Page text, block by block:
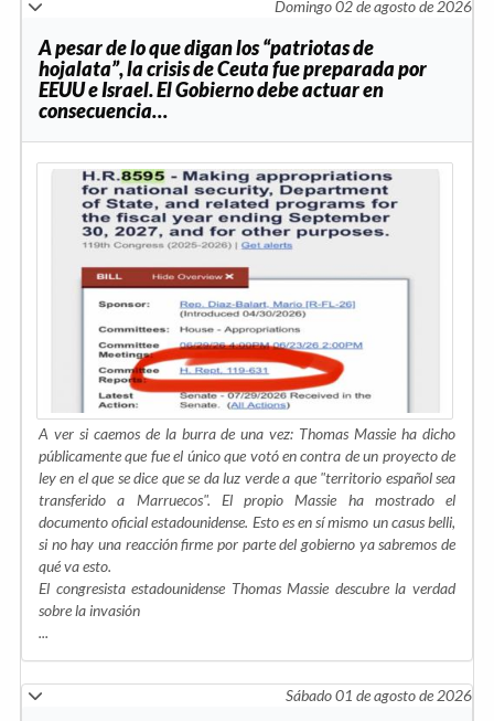
Domingo 02 de agosto de 2026
A pesar de lo que digan los “patriotas de
hojalata”, la crisis de Ceuta fue preparada por
EEUU e Israel. El Gobierno debe actuar en
consecuencia…
A ver si caemos de la burra de una vez: Thomas Massie ha dicho
públicamente que fue el único que votó en contra de un proyecto de
ley en el que se dice que se da luz verde a que "territorio español sea
transferido a Marruecos". El propio Massie ha mostrado el
documento oficial estadounidense. Esto es en sí mismo un casus belli,
si no hay una reacción firme por parte del gobierno ya sabremos de
qué va esto.
El congresista estadounidense Thomas Massie descubre la verdad
sobre la invasión
...
Sábado 01 de agosto de 2026